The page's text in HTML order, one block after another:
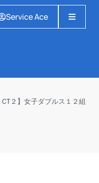
Service Ace
CT２】女子ダブルス１２組